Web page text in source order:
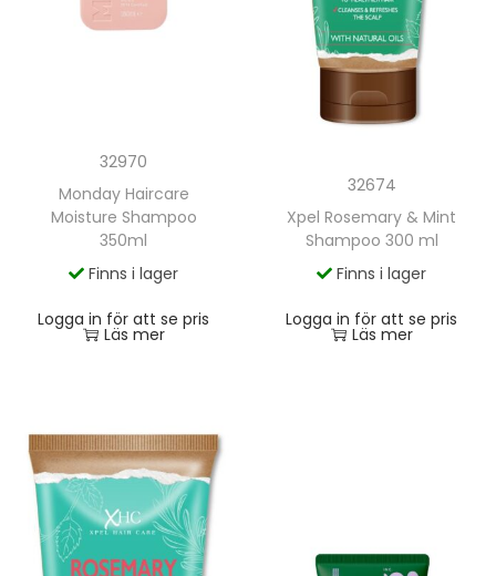
32970
Monday Haircare
Moisture Shampoo
350ml
Finns i lager
Logga in för att se pris
Läs mer
32674
Xpel Rosemary & Mint
Shampoo 300 ml
Finns i lager
Logga in för att se pris
Läs mer